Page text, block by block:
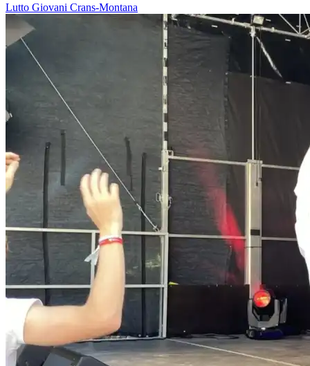
Lutto Giovani Crans-Montana